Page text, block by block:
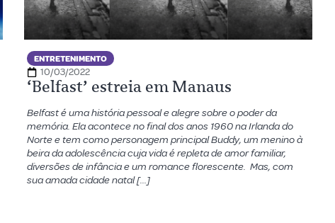
ENTRETENIMENTO
10/03/2022
‘Belfast’ estreia em Manaus
Belfast é uma história pessoal e alegre sobre o poder da
memória. Ela acontece no final dos anos 1960 na Irlanda do
Norte e tem como personagem principal Buddy, um menino à
beira da adolescência cuja vida é repleta de amor familiar,
diversões de infância e um romance florescente. Mas, com
sua amada cidade natal […]